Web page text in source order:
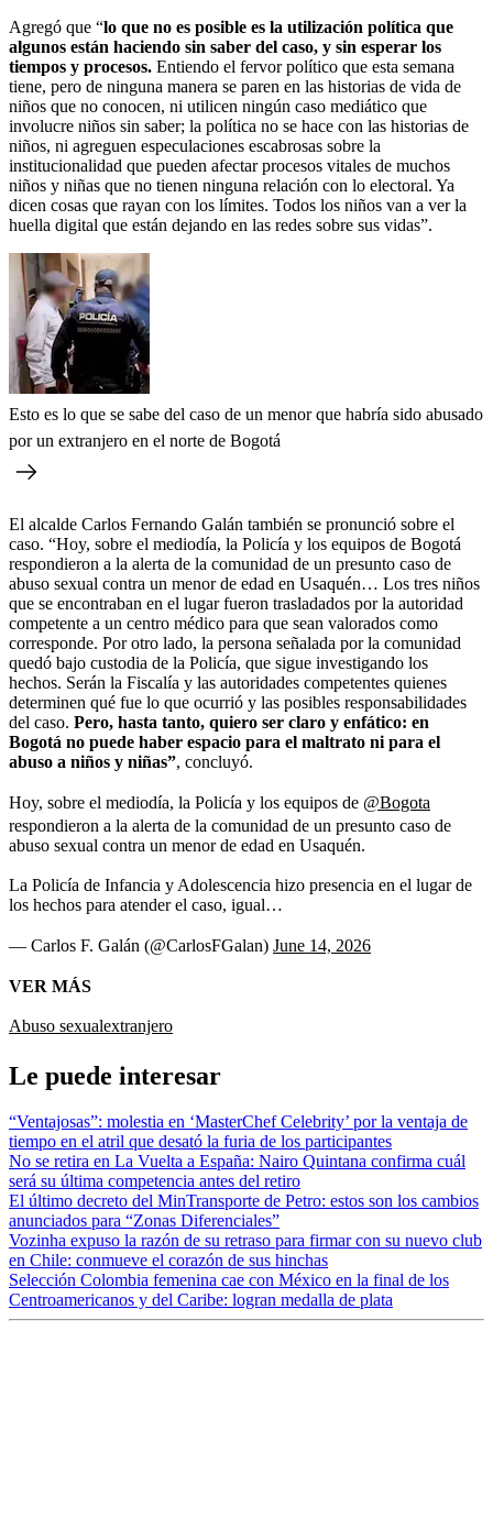
Agregó que “lo que no es posible es la utilización política que
algunos están haciendo sin saber del caso, y sin esperar los
tiempos y procesos. Entiendo el fervor político que esta semana
tiene, pero de ninguna manera se paren en las historias de vida de
niños que no conocen, ni utilicen ningún caso mediático que
involucre niños sin saber; la política no se hace con las historias de
niños, ni agreguen especulaciones escabrosas sobre la
institucionalidad que pueden afectar procesos vitales de muchos
niños y niñas que no tienen ninguna relación con lo electoral. Ya
dicen cosas que rayan con los límites. Todos los niños van a ver la
huella digital que están dejando en las redes sobre sus vidas”.
Esto es lo que se sabe del caso de un menor que habría sido abusado
por un extranjero en el norte de Bogotá
El alcalde Carlos Fernando Galán también se pronunció sobre el
caso. “Hoy, sobre el mediodía, la Policía y los equipos de Bogotá
respondieron a la alerta de la comunidad de un presunto caso de
abuso sexual contra un menor de edad en Usaquén… Los tres niños
que se encontraban en el lugar fueron trasladados por la autoridad
competente a un centro médico para que sean valorados como
corresponde. Por otro lado, la persona señalada por la comunidad
quedó bajo custodia de la Policía, que sigue investigando los
hechos. Serán la Fiscalía y las autoridades competentes quienes
determinen qué fue lo que ocurrió y las posibles responsabilidades
del caso. Pero, hasta tanto, quiero ser claro y enfático: en
Bogotá no puede haber espacio para el maltrato ni para el
abuso a niños y niñas”, concluyó.
Hoy, sobre el mediodía, la Policía y los equipos de @Bogota
respondieron a la alerta de la comunidad de un presunto caso de
abuso sexual contra un menor de edad en Usaquén.
La Policía de Infancia y Adolescencia hizo presencia en el lugar de
los hechos para atender el caso, igual…
— Carlos F. Galán (@CarlosFGalan) June 14, 2026
VER MÁS
Abuso sexualextranjero
Le puede interesar
“Ventajosas”: molestia en ‘MasterChef Celebrity’ por la ventaja de
tiempo en el atril que desató la furia de los participantes
No se retira en La Vuelta a España: Nairo Quintana confirma cuál
será su última competencia antes del retiro
El último decreto del MinTransporte de Petro: estos son los cambios
anunciados para “Zonas Diferenciales”
Vozinha expuso la razón de su retraso para firmar con su nuevo club
en Chile: conmueve el corazón de sus hinchas
Selección Colombia femenina cae con México en la final de los
Centroamericanos y del Caribe: logran medalla de plata